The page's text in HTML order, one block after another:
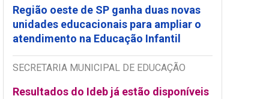
Região oeste de SP ganha duas novas
unidades educacionais para ampliar o
atendimento na Educação Infantil
SECRETARIA MUNICIPAL DE EDUCAÇÃO
Resultados do Ideb já estão disponíveis